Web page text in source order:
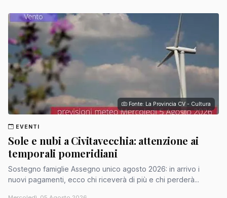
Fonte: La Provincia CV - Cultura
EVENTI
Sole e nubi a Civitavecchia: attenzione ai
temporali pomeridiani
Sostegno famiglie Assegno unico agosto 2026: in arrivo i
nuovi pagamenti, ecco chi riceverà di più e chi perderà...